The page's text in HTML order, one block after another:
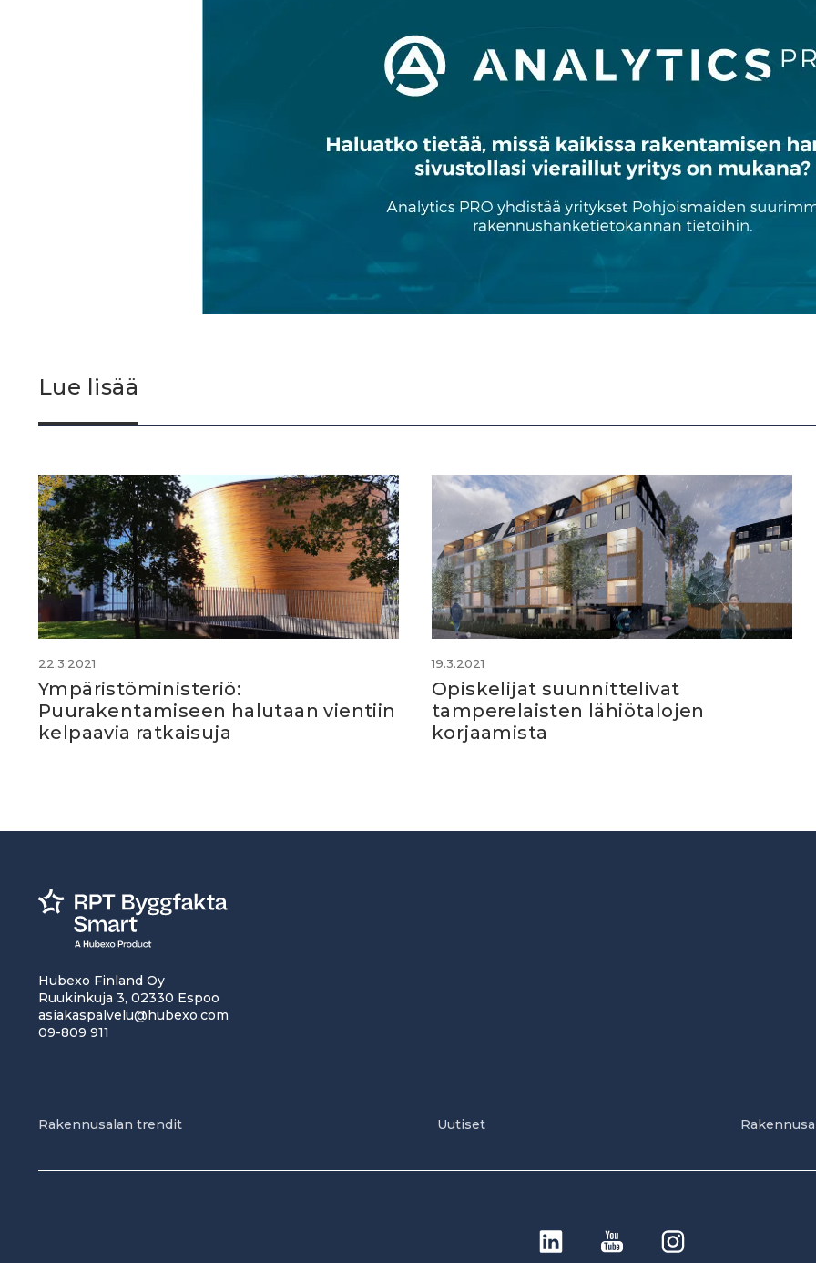
Lue lisää
22.3.2021
Ympäristöministeriö:
Puurakentamiseen halutaan vientiin
kelpaavia ratkaisuja
19.3.2021
Opiskelijat suunnittelivat
tamperelaisten lähiötalojen
korjaamista
Hubexo Finland Oy
Ruukinkuja 3, 02330 Espoo
asiakaspalvelu@hubexo.com
09-809 911
Rakennusalan trendit Uutiset